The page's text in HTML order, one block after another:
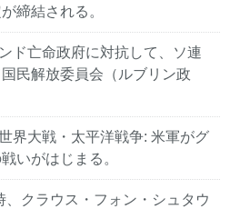
締結される。
ド亡命政府に対抗して、ソ連
民解放委員会（ルブリン政
界大戦・太平洋戦争: 米軍がグ
いがはじまる。
クラウス・フォン・シュタウ